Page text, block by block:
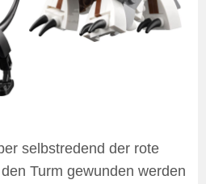
selbstredend der rote
Turm gewunden werden